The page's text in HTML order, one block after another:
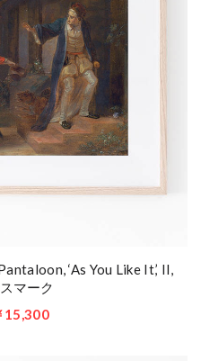
‘As You Like It,’ II,
マーク
15,300